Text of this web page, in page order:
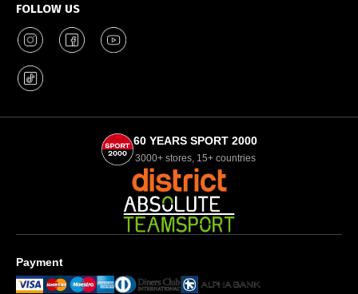
FOLLOW US
60 YEARS SPORT 2000
3000+ stores, 15+ countries
Payment